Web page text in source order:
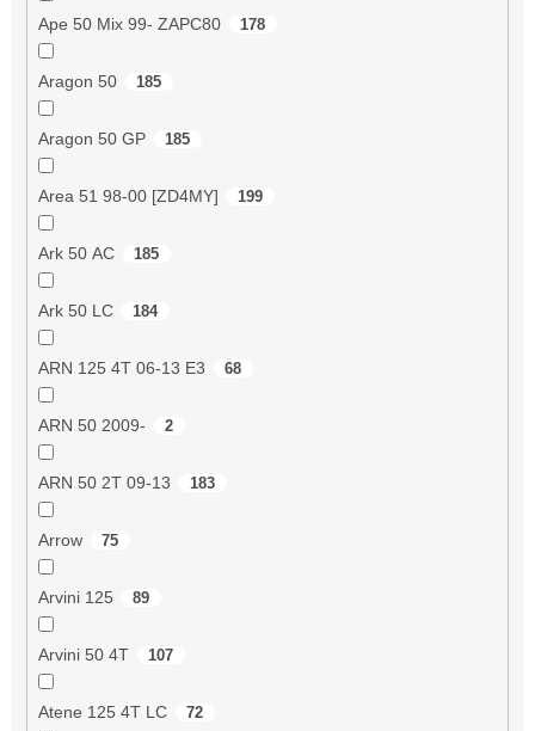
Ape 50 Mix 99- ZAPC80 178
Aragon 50 185
Aragon 50 GP 185
Area 51 98-00 [ZD4MY] 199
Ark 50 AC 185
Ark 50 LC 184
ARN 125 4T 06-13 E3 68
ARN 50 2009- 2
ARN 50 2T 09-13 183
Arrow 75
Arvini 125 89
Arvini 50 4T 107
Atene 125 4T LC 72